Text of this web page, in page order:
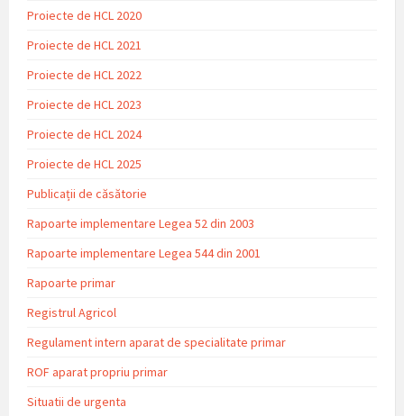
Proiecte de HCL 2020
Proiecte de HCL 2021
Proiecte de HCL 2022
Proiecte de HCL 2023
Proiecte de HCL 2024
Proiecte de HCL 2025
Publicații de căsătorie
Rapoarte implementare Legea 52 din 2003
Rapoarte implementare Legea 544 din 2001
Rapoarte primar
Registrul Agricol
Regulament intern aparat de specialitate primar
ROF aparat propriu primar
Situatii de urgenta